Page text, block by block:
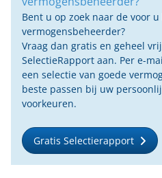
Bent u op zoek naar de voor
vermogensbeheerder?
Vraag dan gratis en geheel
SelectieRapport aan. Per e-
een selectie van goede
beste passen bij uw
voorkeuren.
Gratis Selectierapport